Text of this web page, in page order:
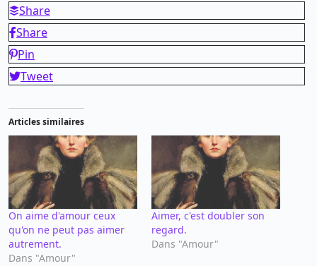
Share
Share
Pin
Tweet
Articles similaires
On aime d'amour ceux
qu'on ne peut pas aimer
autrement.
Dans "Amour"
Aimer, c'est doubler son
regard.
Dans "Amour"